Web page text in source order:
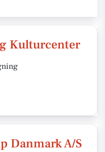
Kulturcenter
Danmark A/S